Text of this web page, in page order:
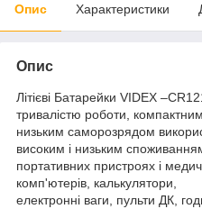
Опис Характеристики
Опис
Літієві Батарейки VIDEX
тривалістю роботи,
низьким саморозрядом
високим і низьким
портативних пристроях і
комп'ютерів, калькулятори,
електронні ваги, пульти ДК,